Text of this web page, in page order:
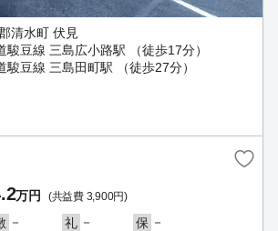
清水町 伏見
駿豆線 三島広小路駅 （徒歩17分）
駿豆線 三島田町駅 （徒歩27分）
万円 (共益費 3,900円)
－ 礼 － 保 －